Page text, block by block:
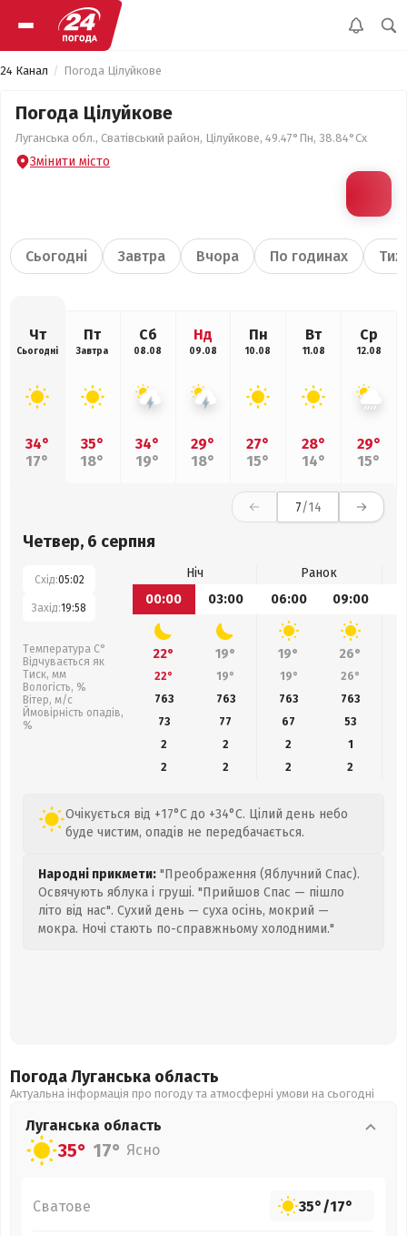
24 Канал Погода Цілуйкове
Погода Цілуйкове
Луганська обл., Сватівський район, Цілуйкове, 49.47°Пн, 38.84°Сх
Змінити місто
Сьогодні Завтра Вчора По годинах
Чт
Сьогодні
34°
17°
Пт
Завтра
35°
18°
Сб
08.08
34°
19°
Нд
09.08
29°
18°
Пн
10.08
27°
15°
Вт
11.08
28°
14°
Ср
12.08
29°
15°
7/14
Четвер, 6 серпня
Схід:05:02
Захід:19:58
Температура С°
Відчувається як
Тиск, мм
Вологість, %
Вітер, м/с
Ймовірність опадів,
%
Ніч
Ранок
00:00
03:00 06:00 09:00
22° 19° 19° 26°
22° 19° 19° 26°
763
763 763 763
73
77 67 53
2
2 2
1
2
2 2 2
Очікується від +17°C до +34°C. Цілий день небо
буде чистим, опадів не передбачається.
Народні прикмети: "Преображення (Яблучний Спас).
Освячують яблука і груші. "Прийшов Спас — пішло
літо від нас". Сухий день — суха осінь, мокрий —
мокра. Ночі стають по-справжньому холодними."
Погода Луганська область
Актуальна інформація про погоду та атмосферні умови на сьогодні
Луганська область
35° 17° Ясно
Сватове 35°/17°